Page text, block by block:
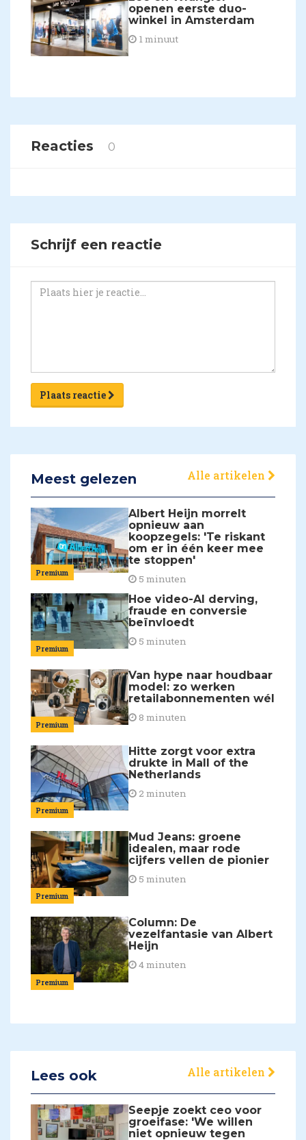
openen eerste duo-
winkel in Amsterdam
1 minuut
Reacties 0
Schrijf een reactie
Plaats reactie
Meest gelezen Alle artikelen
Premium
Albert Heijn morrelt
opnieuw aan
koopzegels: 'Te riskant
om er in één keer mee
te stoppen'
5 minuten
Premium
Hoe video-AI derving,
fraude en conversie
beïnvloedt
5 minuten
Premium
Van hype naar houdbaar
model: zo werken
retailabonnementen wél
8 minuten
Premium
Hitte zorgt voor extra
drukte in Mall of the
Netherlands
2 minuten
Premium
Mud Jeans: groene
idealen, maar rode
cijfers vellen de pionier
5 minuten
Premium
Column: De
vezelfantasie van Albert
Heijn
4 minuten
Lees ook Alle artikelen
Seepje zoekt ceo voor
groeifase: 'We willen
niet opnieuw tegen